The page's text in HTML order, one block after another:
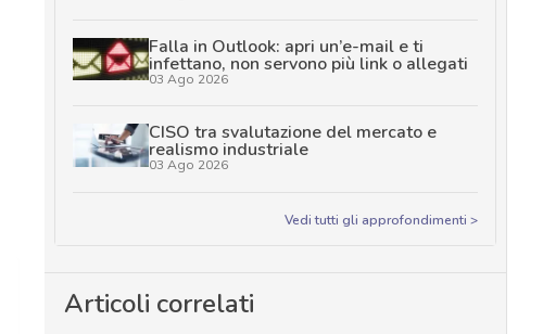
Falla in Outlook: apri un’e-mail e ti
infettano, non servono più link o allegati
03 Ago 2026
CISO tra svalutazione del mercato e
realismo industriale
03 Ago 2026
Vedi tutti gli approfondimenti >
Articoli correlati